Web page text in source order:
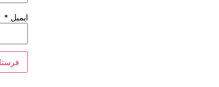
ایمیل *